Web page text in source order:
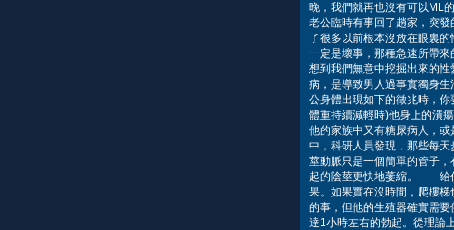
晚，我們就再也沒有可以ML
老公臨時有事回了趟家，突
了很多以前根本沒放在眼裏
一定是壞事，那種急速所帶
想到我們無意中挖掘出來
病，是導致男人過事實獨身
公身體出現如下的徵兆時，
體重持續減輕時)他身上的潰
他的家族中又有糖尿病人，
中，科研人員發現，那些每
莖動脈只是一個簡單的管子
起的陰莖更快地萎縮。 給你
果。如果實在沒時間，爬樓
的事，但他的生殖器確實需
達1小時左右的勃起。從理論